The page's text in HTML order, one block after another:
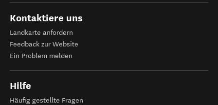
Kontaktiere uns
Landkarte anfordern
Feedback zur Website
Ein Problem melden
Hilfe
Häufig gestellte Fragen